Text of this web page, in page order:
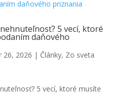
5 vecí, ktoré
daňového
26, 2026 | Články, Zo sveta
5 vecí, ktoré musíte